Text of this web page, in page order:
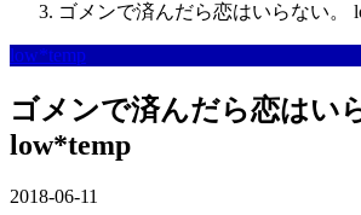
ゴメンで済んだら恋はいらない。
low*temp
ゴメンで済んだら恋はい
low*temp
2018-06-11